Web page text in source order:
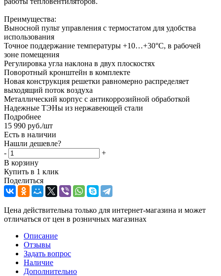
Преимущества:
Выносной пульт управления с термостатом для удобства
использования
Точное поддержание температуры +10…+30°С, в рабочей
зоне помещения
Регулировка угла наклона в двух плоскостях
Поворотный кронштейн в комплекте
Новая конструкция решетки равномерно распределяет
выходящий поток воздуха
Металлический корпус с антикоррозийной обработкой
Надежные ТЭНы из нержавеющей стали
Подробнее
15 990 руб./шт
Есть в наличии
Нашли дешевле?
-
+
В корзину
Купить в 1 клик
Поделиться
Цена действительна только для интернет-магазина и может
отличаться от цен в розничных магазинах
Описание
Отзывы
Задать вопрос
Наличие
Дополнительно